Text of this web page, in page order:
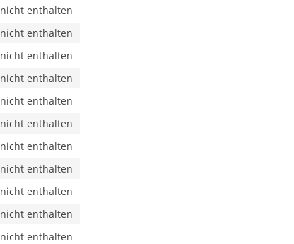
nicht enthalten
nicht enthalten
nicht enthalten
nicht enthalten
nicht enthalten
nicht enthalten
nicht enthalten
nicht enthalten
nicht enthalten
nicht enthalten
nicht enthalten